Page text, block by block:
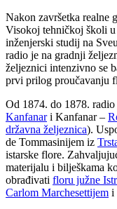
Nakon završetka realne
Visokoj tehničkoj školi
inženjerski studij na
radio je na gradnji
željeznici intenzivno se
prvi prilog proučavanju
Od 1874. do 1878.
Kanfanari Kanfanar –
državna željeznica).
de Tommasinijem iz
istarske flore.
materijalu i bilješkama
obrađivati floru južne
Carlom Marchesettijem i